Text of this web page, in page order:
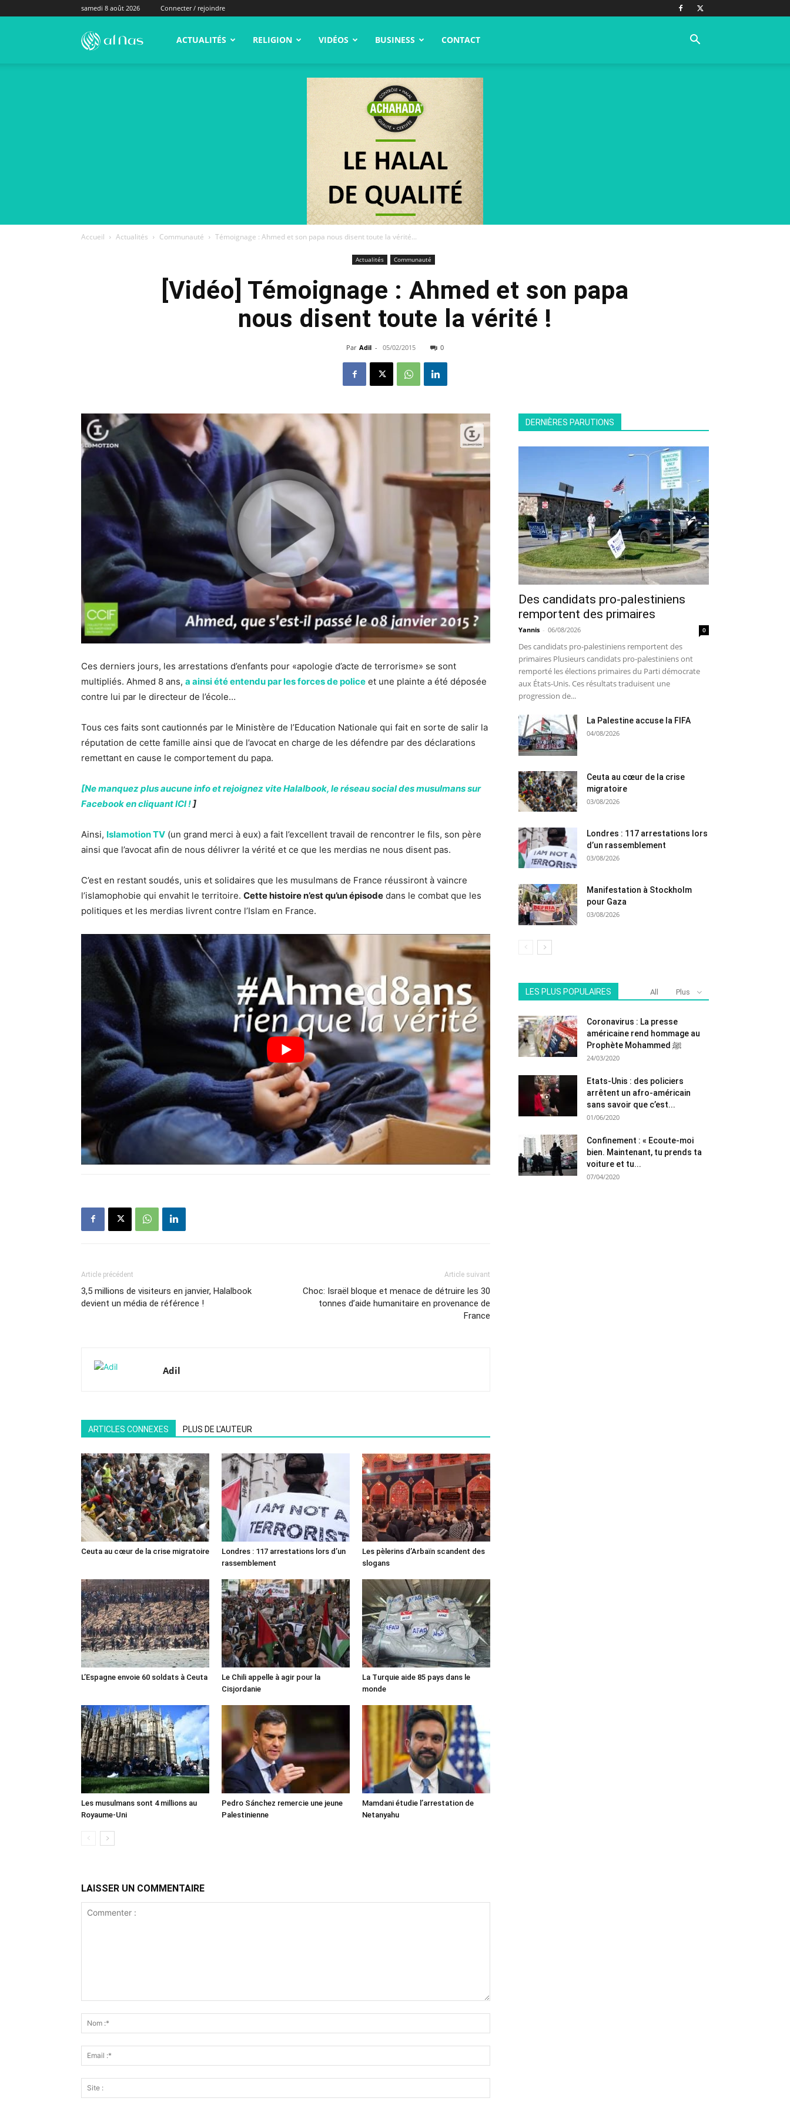
samedi 8 août 2026 Connecter / rejoindre
alNas.fr ACTUALITÉS RELIGION VIDÉOS BUSINESS CONTACT
Accueil Actualités Communauté Témoignage : Ahmed et son papa nous disent toute la vérité...
Actualités Communauté
[Vidéo] Témoignage : Ahmed et son papa
nous disent toute la vérité !
Par Adil - 05/02/2015 0
Ces derniers jours, les arrestations d’enfants pour «apologie d’acte de terrorisme» se sont
multipliés. Ahmed 8 ans, a ainsi été entendu par les forces de police et une plainte a été déposée
contre lui par le directeur de l’école…
Tous ces faits sont cautionnés par le Ministère de l’Education Nationale qui fait en sorte de salir la
réputation de cette famille ainsi que de l’avocat en charge de les défendre par des déclarations
remettant en cause le comportement du papa.
[Ne manquez plus aucune info et rejoignez vite Halalbook, le réseau social des musulmans sur
Facebook en cliquant ICI !]
Ainsi, Islamotion TV (un grand merci à eux) a fait l’excellent travail de rencontrer le fils, son père
ainsi que l’avocat afin de nous délivrer la vérité et ce que les merdias ne nous disent pas.
C’est en restant soudés, unis et solidaires que les musulmans de France réussiront à vaincre
l’islamophobie qui envahit le territoire. Cette histoire n’est qu’un épisode dans le combat que les
politiques et les merdias livrent contre l’Islam en France.
Article précédent
3,5 millions de visiteurs en janvier, Halalbook
devient un média de référence !
Article suivant
Choc: Israël bloque et menace de détruire les 30
tonnes d’aide humanitaire en provenance de
France
Adil
ARTICLES CONNEXES PLUS DE L'AUTEUR
Ceuta au cœur de la crise migratoire
Londres : 117 arrestations lors d’un
rassemblement
Les pèlerins d’Arbaïn scandent des
slogans
L’Espagne envoie 60 soldats à Ceuta
Le Chili appelle à agir pour la
Cisjordanie
La Turquie aide 85 pays dans le
monde
Les musulmans sont 4 millions au
Royaume-Uni
Pedro Sánchez remercie une jeune
Palestinienne
Mamdani étudie l’arrestation de
Netanyahu
LAISSER UN COMMENTAIRE
DERNIÈRES PARUTIONS
Des candidats pro-palestiniens
remportent des primaires
Yannis - 06/08/2026 0
Des candidats pro-palestiniens remportent des
primaires Plusieurs candidats pro-palestiniens ont
remporté les élections primaires du Parti démocrate
aux États-Unis. Ces résultats traduisent une
progression de...
La Palestine accuse la FIFA
04/08/2026
Ceuta au cœur de la crise
migratoire
03/08/2026
Londres : 117 arrestations lors
d’un rassemblement
03/08/2026
Manifestation à Stockholm
pour Gaza
03/08/2026
LES PLUS POPULAIRES All Plus
Coronavirus : La presse
américaine rend hommage au
Prophète Mohammed ﷺ
24/03/2020
Etats-Unis : des policiers
arrêtent un afro-américain
sans savoir que c’est...
01/06/2020
Confinement : « Ecoute-moi
bien. Maintenant, tu prends ta
voiture et tu...
07/04/2020